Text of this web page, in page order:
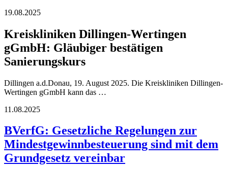
19.08.2025
Kreiskliniken Dillingen-Wertingen
gGmbH: Gläubiger bestätigen
Sanierungskurs
Dillingen a.d.Donau, 19. August 2025. Die Kreiskliniken Dillingen-
Wertingen gGmbH kann das …
11.08.2025
BVerfG: Gesetzliche Regelungen zur
Mindestgewinnbesteuerung sind mit dem
Grundgesetz vereinbar